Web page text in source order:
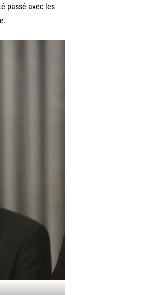
passé avec les